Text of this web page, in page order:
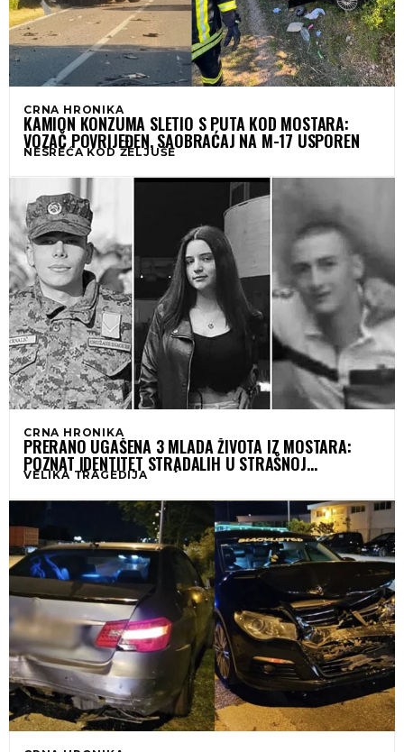
CRNA HRONIKA
KAMION KONZUMA SLETIO S PUTA KOD MOSTARA:
VOZAČ POVRIJEĐEN, SAOBRAĆAJ NA M-17 USPOREN
NESREĆA KOD ŽELJUŠE
CRNA HRONIKA
PRERANO UGAŠENA 3 MLADA ŽIVOTA IZ MOSTARA:
POZNAT IDENTITET STRADALIH U STRAŠNOJ
SAOBRAĆAJNOJ NESREĆI
VELIKA TRAGEDIJA